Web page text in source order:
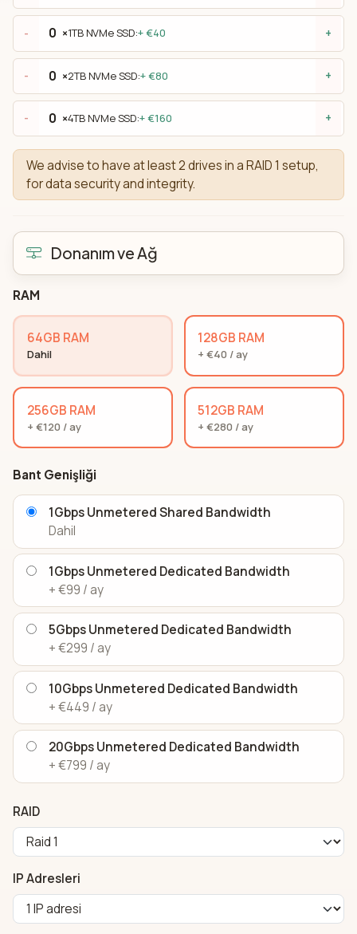
- ×1TB NVMe SSD:+ €40 +
- ×2TB NVMe SSD:+ €80 +
- ×4TB NVMe SSD:+ €160 +
We advise to have at least 2 drives in a RAID 1 setup,
for data security and integrity.
Donanım ve Ağ
RAM
64GB RAM
Dahil
128GB RAM
+ €40 / ay
256GB RAM
+ €120 / ay
512GB RAM
+ €280 / ay
Bant Genişliği
1Gbps Unmetered Shared Bandwidth
Dahil
1Gbps Unmetered Dedicated Bandwidth
+ €99 / ay
5Gbps Unmetered Dedicated Bandwidth
+ €299 / ay
10Gbps Unmetered Dedicated Bandwidth
+ €449 / ay
20Gbps Unmetered Dedicated Bandwidth
+ €799 / ay
RAID
IP Adresleri